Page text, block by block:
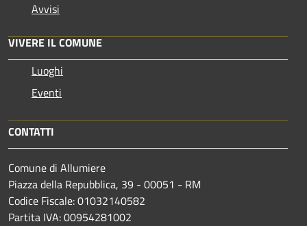
Avvisi
VIVERE IL COMUNE
Luoghi
Eventi
CONTATTI
Comune di Allumiere
Piazza della Repubblica, 39 - 00051 - RM
Codice Fiscale: 01032140582
Partita IVA: 00954281002